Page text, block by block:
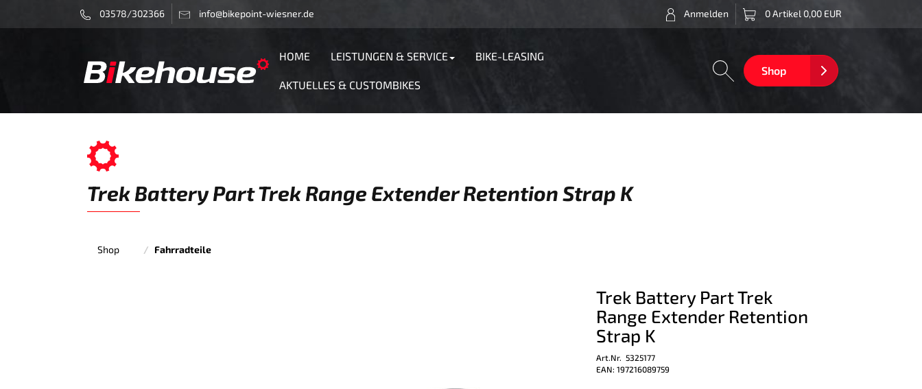
03578/302366 info@bikepoint-wiesner.de 0 Artikel 0,00 EUR
Anmelden
Shop
HOME LEISTUNGEN & SERVICE BIKE-LEASING
AKTUELLES & CUSTOMBIKES
Trek Battery Part Trek Range Extender Retention Strap K
Shop Fahrradteile
Trek Battery Part Trek
Range Extender Retention
Strap K
Art.Nr. 5325177
EAN: 197216089759